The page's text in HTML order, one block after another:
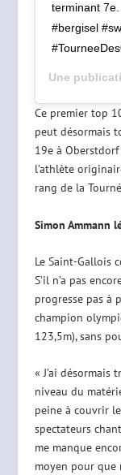
terminant
#bergisel
Une
Ce premier top
peut désormais
19e à
l’athlète
rang de la
Simon Ammann
Le Saint-Gallois
S’il n’a pas
progresse pas à
champion
123,5m), sans
« J’ai désormais
niveau du
peine à couvrir
spectateurs
me manque
moyen pour que